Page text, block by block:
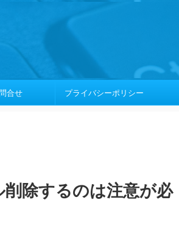
合せ プライバシーポリシー
除するのは注意が必